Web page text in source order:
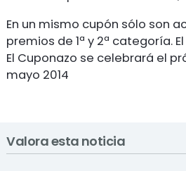
En un mismo cupón sólo son
premios de 1ª y 2ª categoría.
El Cuponazo se celebrará el
mayo 2014
Valora esta noticia